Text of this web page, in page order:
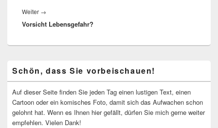
Weiter →
Beitrag:
Vorsicht Lebensgefahr?
Seitenleisten-
Widgetbereich
Schön, dass Sie vorbeischauen!
Auf dieser Seite finden Sie jeden Tag einen lustigen Text, einen
Cartoon oder ein komisches Foto, damit sich das Aufwachen schon
gelohnt hat. Wenn es Ihnen hier gefällt, dürfen Sie mich gerne weiter
empfehlen. Vielen Dank!